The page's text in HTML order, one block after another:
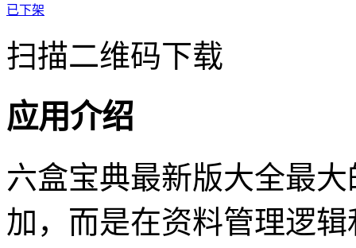
已下架
扫描二维码下载
应用介绍
六盒宝典最新版大全最
加，而是在资料管理逻